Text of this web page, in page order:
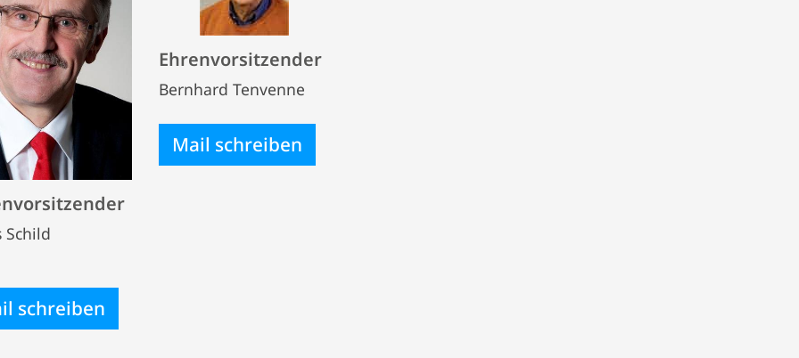
Schild
schreiben
Ehrenvorsitzender
Bernhard Tenvenne
Mail schreiben